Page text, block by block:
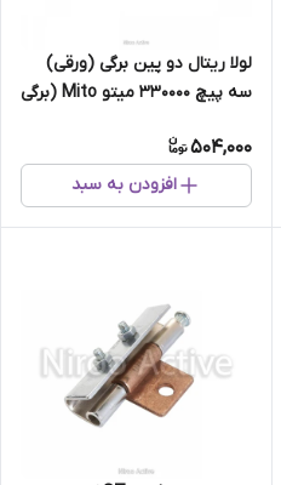
لولا ریتال دو پین برگی (ورقی)
سه پیچ ۳۳۰۰۰۰ میتو Mito (برگی
504,000
افزودن به سبد